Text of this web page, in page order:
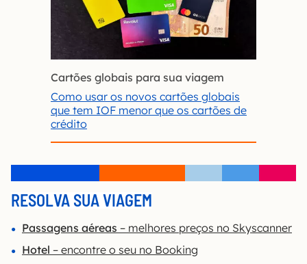
Cartões globais para sua viagem
Como usar os novos cartões globais
que tem IOF menor que os cartões de
crédito
RESOLVA SUA VIAGEM
Passagens aéreas – melhores preços no Skyscanner
Hotel – encontre o seu no Booking